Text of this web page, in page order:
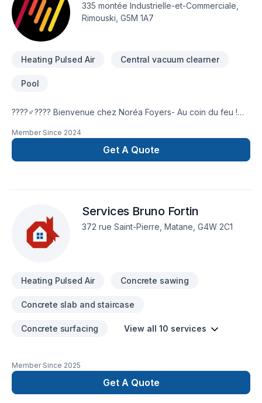
335 montée Industrielle-et-Commerciale,
Rimouski, G5M 1A7
Heating Pulsed Air Central vacuum clearner
Pool
????‍♂️???? Bienvenue chez Noréa Foyers- Au coin du feu !
avons tout ce dont vous avez besoin pour créer un chez-
vous confortable et accueillant pour toute la famille.
Transformez votre foyer en un lieu de rassemblement familial
Member Since 2024
Get A Quote
Services Bruno Fortin
372 rue Saint-Pierre, Matane, G4W 2C1
Heating Pulsed Air Concrete sawing
Concrete slab and staircase
Concrete surfacing View all 10 services
Member Since 2025
Get A Quote